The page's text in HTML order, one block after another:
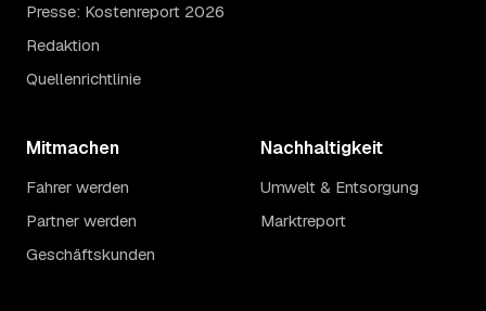
Presse: Kostenreport 2026
Redaktion
Quellenrichtlinie
Mitmachen
Fahrer werden
Partner werden
Geschäftskunden
Nachhaltigkeit
Umwelt & Entsorgung
Marktreport